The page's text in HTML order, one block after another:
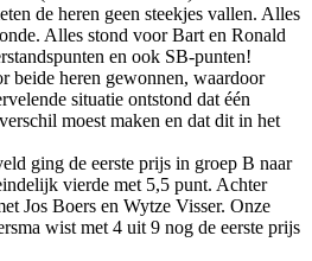
de heren geen steekjes vallen. Alles
Alles stond voor Bart en Ronald
en ook SB-punten!
beide heren gewonnen, waardoor
situatie ontstond dat één
moest maken en dat dit in het
ging de eerste prijs in groep B naar
vierde met 5,5 punt. Achter
Jos Boers en Wytze Visser. Onze
wist met 4 uit 9 nog de eerste prijs